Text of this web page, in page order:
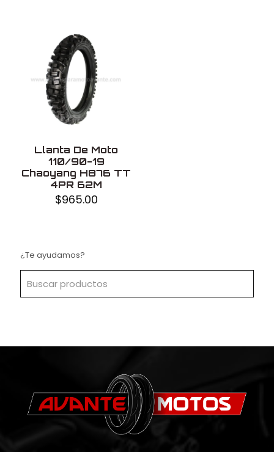
Llanta De Moto
110/90-19
Chaoyang H876 TT
4PR 62M
$965.00
¿Te ayudamos?